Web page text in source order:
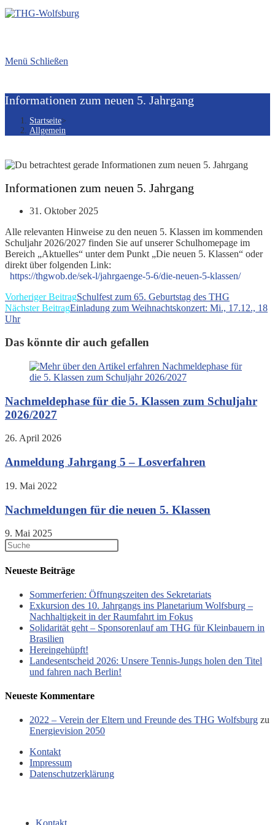
Menü Schließen
Informationen zum neuen 5. Jahrgang
Startseite>
Allgemein
Informationen zum neuen 5. Jahrgang
Beitrag
31. Oktober 2025
Alle relevanten Hinweise zu den neuen 5. Klassen im kommenden
Schuljahr 2026/2027 finden Sie auf unserer Schulhomepage im
Bereich „Aktuelles“ unter dem Punkt „Die neuen 5. Klassen“ oder
direkt über folgenden Link:
https://thgwob.de/sek-l/jahrgaenge-5-6/die-neuen-5-klassen/
Weitere
Artikel
ansehen
Vorheriger BeitragSchulfest zum 65. Geburtstag des THG
Nächster BeitragEinladung zum Weihnachtskonzert: Mi., 17.12., 18
Uhr
Das könnte dir auch gefallen
Nachmeldephase für die 5. Klassen zum Schuljahr
2026/2027
26. April 2026
Anmeldung Jahrgang 5 – Losverfahren
19. Mai 2022
Nachmeldungen für die neuen 5. Klassen
9. Mai 2025
Neueste Beiträge
Sommerferien: Öffnungszeiten des Sekretariats
Exkursion des 10. Jahrgangs ins Planetarium Wolfsburg –
Nachhaltigkeit in der Raumfahrt im Fokus
Solidarität geht – Sponsorenlauf am THG für Kleinbauern in
Brasilien
Hereingehüpft!
Landesentscheid 2026: Unsere Tennis‑Jungs holen den Titel
und fahren nach Berlin!
Neueste Kommentare
2022 – Verein der Eltern und Freunde des THG Wolfsburg zu
Energievision 2050
Kontakt
Impressum
Datenschutzerklärung